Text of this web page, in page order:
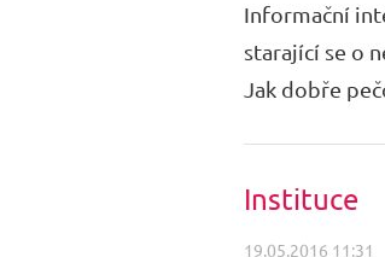
Informační
starající se o
Jak dobře
Instituce
19.05.2016 11:31